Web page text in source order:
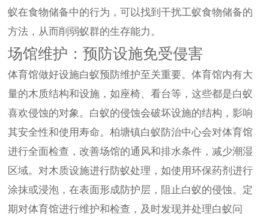
蚁在食物储备中的行为，可以找到干扰工蚁食物储备的
方法，从而削弱蚁群的生存能力。
场馆维护：预防设施免受侵害
体育馆做好设施白蚁预防维护至关重要。体育馆内有大
量的木质结构和设施，如座椅、看台等，这些都是白蚁
喜欢侵蚀的对象。白蚁的侵蚀会破坏设施的结构，影响
其安全性和使用寿命。柏塘镇白蚁防治中心会对体育馆
进行全面检查，改善场馆的通风和排水条件，减少潮湿
区域。对木质设施进行防蚁处理，如使用环保药剂进行
涂抹或浸泡，在表面形成防护层，阻止白蚁的侵蚀。定
期对体育馆进行维护和检查，及时发现并处理白蚁问